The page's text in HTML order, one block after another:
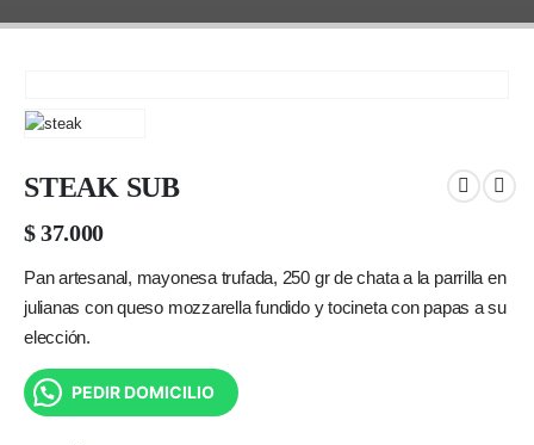
STEAK SUB
$37.000
Pan artesanal, mayonesa trufada, 250 gr de chata a la parrilla en
julianas con queso mozzarella fundido y tocineta con papas a su
elección.
PEDIR DOMICILIO